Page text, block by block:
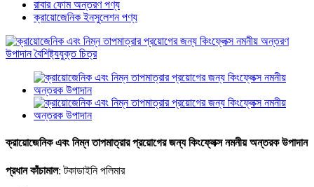
রাবার ফোম অন্তরণ পণ্য
ক্রায়োজেনিক ইনসুলেশন পণ্য
ক্রায়োজেনিক এবং নিম্ন তাপমাত্রার প্রয়োগের জন্য কিংফ্লেক্স নমনীয় অন্তরক উপাদান
প্রধান কাঁচামাল: টকাডাইনি পলিমার